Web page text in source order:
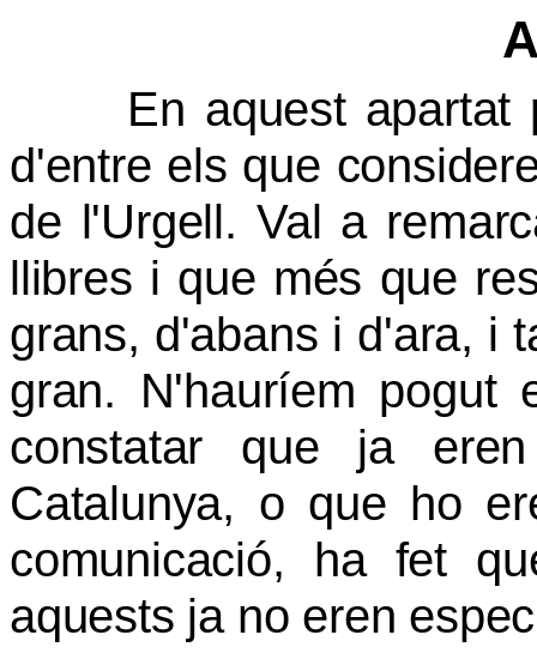
En aquest apartat
d'entre els que
de l'Urgell. Val a
llibres i que més que
grans, d'abans i d'ara, i
gran. N'hauríem pogut
constatar que ja
Catalunya, o que ho
comunicació, ha fet
aquests ja no eren